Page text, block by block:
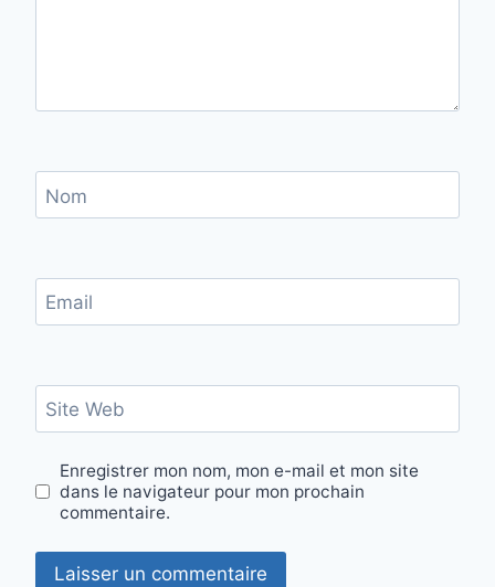
Nom
Email
Site Web
Enregistrer mon nom, mon e-mail et mon site
dans le navigateur pour mon prochain
commentaire.